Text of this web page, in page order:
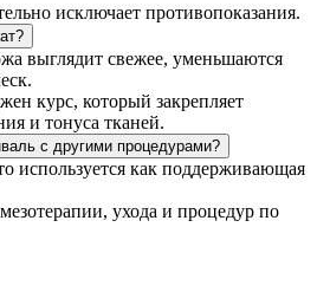
исключает противопоказания.
выглядит свежее, уменьшаются
курс, который закрепляет
и тонуса тканей.
с другими процедурами?
используется как поддерживающая
ухода и процедур по